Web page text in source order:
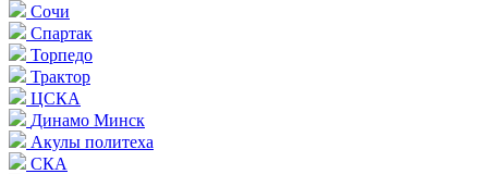
Сочи
Спартак
Торпедо
Трактор
ЦСКА
Динамо Минск
Акулы политеха
СКА